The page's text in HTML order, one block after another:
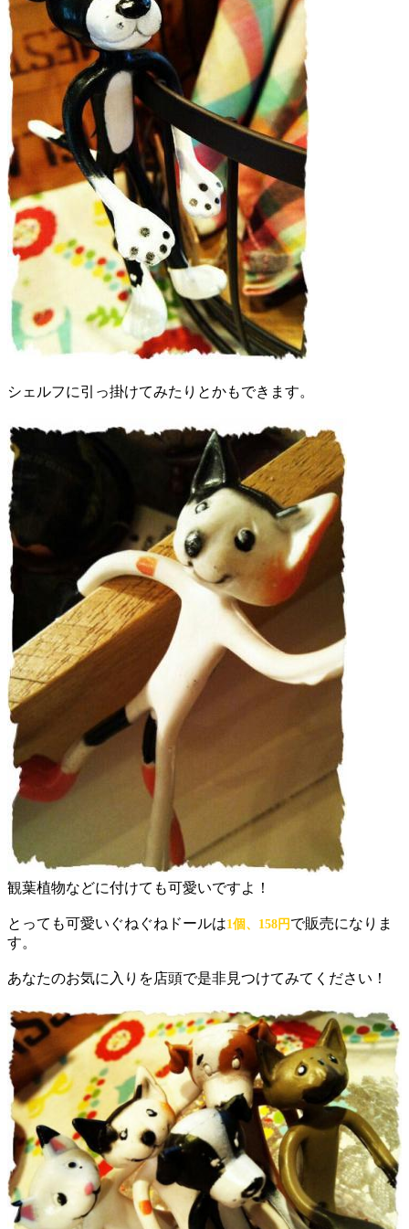
シェルフに引っ掛けてみたりとかもできます。
観葉植物などに付けても可愛いですよ！
とっても可愛いぐねぐねドールは1個、158円 で販売になりま
す。
あなたのお気に入りを店頭で是非見つけてみてください！